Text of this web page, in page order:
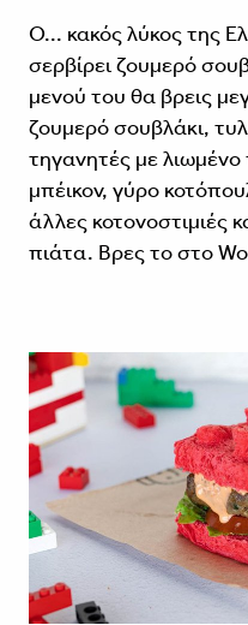
Ο... κακός λύκος της
σερβίρει ζουμερό
μενού του θα βρεις
ζουμερό σουβλάκι,
τηγανητές με
μπέικον, γύρο
άλλες κοτονοστιμιές
πιάτα. Βρες το στο